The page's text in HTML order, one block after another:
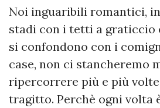
Noi inguaribili romantici,
stadi con i tetti a
si confondono con i
case, non ci stancheremo
ripercorrere più e più
tragitto. Perchè ogni volta